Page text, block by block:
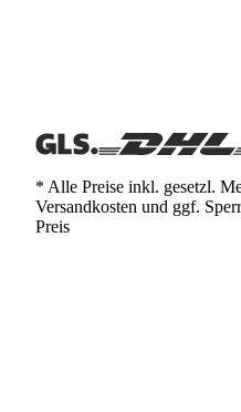
* Alle Preise inkl. gesetzl.
Versandkosten und ggf.
Preis